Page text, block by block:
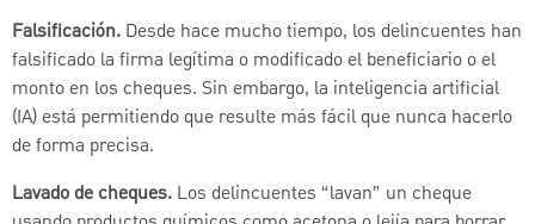
Falsificación. Desde hace mucho tiempo, los delincuentes han
falsificado la firma legítima o modificado el beneficiario o el
monto en los cheques. Sin embargo, la inteligencia artificial
(IA) está permitiendo que resulte más fácil que nunca hacerlo
de forma precisa.
Lavado de cheques. Los delincuentes “lavan” un cheque